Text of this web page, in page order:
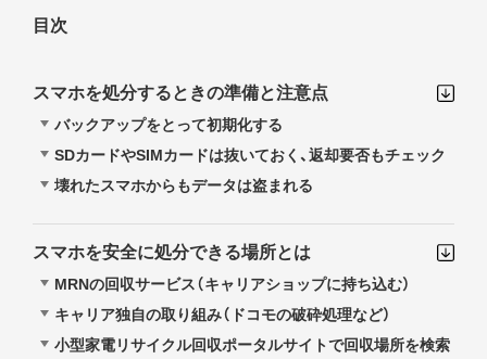
目次
スマホを処分するときの準備と注意点
バックアップをとって初期化する
SDカードやSIMカードは抜いておく、返却要否もチェック
壊れたスマホからもデータは盗まれる
スマホを安全に処分できる場所とは
MRNの回収サービス（キャリアショップに持ち込む）
キャリア独自の取り組み（ドコモの破砕処理など）
小型家電リサイクル回収ポータルサイトで回収場所を検索